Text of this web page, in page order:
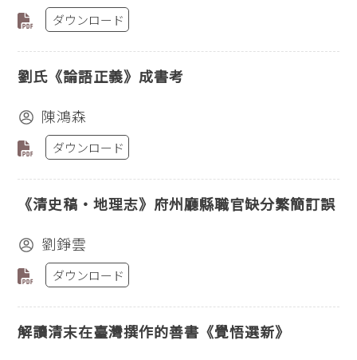
ダウンロード
劉氏《論語正義》成書考
陳鴻森
ダウンロード
《清史稿‧地理志》府州廳縣職官缺分繁簡訂誤
劉錚雲
ダウンロード
解讀清末在臺灣撰作的善書《覺悟選新》